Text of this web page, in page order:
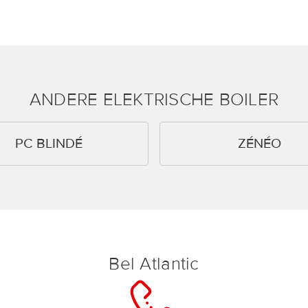
ANDERE ELEKTRISCHE BOILER
PC BLINDÉ ZÉNÉO
Bel Atlantic